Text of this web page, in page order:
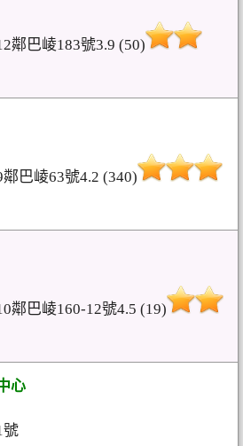
鄰巴崚183號3.9 (50)
巴崚63號4.2 (340)
鄰巴崚160-12號4.5 (19)
心
號